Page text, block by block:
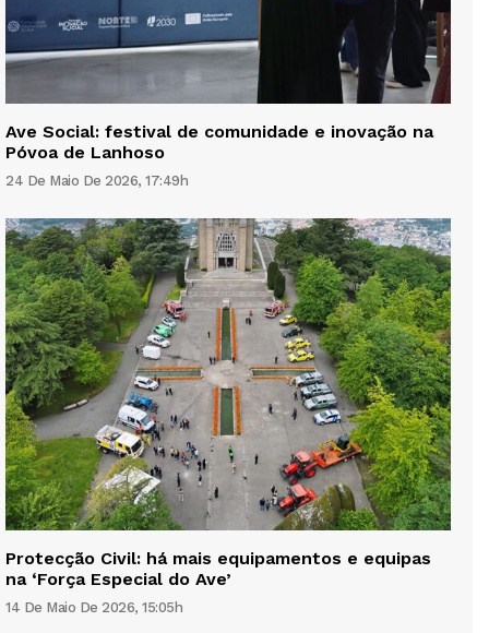
Ave Social: festival de comunidade e inovação na
Póvoa de Lanhoso
24 De Maio De 2026, 17:49h
Protecção Civil: há mais equipamentos e equipas
na ‘Força Especial do Ave’
14 De Maio De 2026, 15:05h